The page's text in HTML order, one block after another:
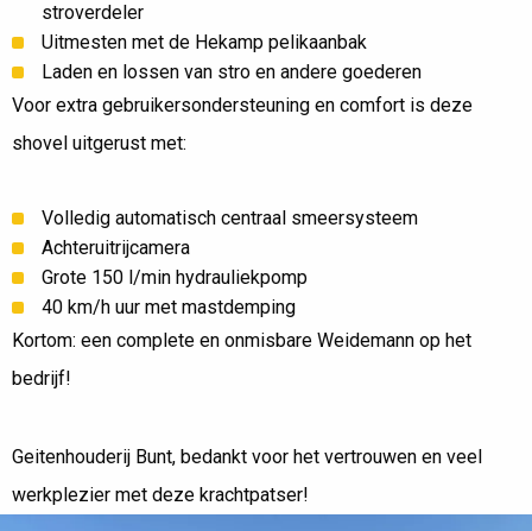
stroverdeler
Uitmesten met de Hekamp pelikaanbak
Laden en lossen van stro en andere goederen
Voor extra gebruikersondersteuning en comfort is deze
shovel uitgerust met:
Volledig automatisch centraal smeersysteem
Achteruitrijcamera
Grote 150 l/min hydrauliekpomp
40 km/h uur met mastdemping
Kortom: een complete en onmisbare Weidemann op het
bedrijf!
Geitenhouderij Bunt, bedankt voor het vertrouwen en veel
werkplezier met deze krachtpatser!